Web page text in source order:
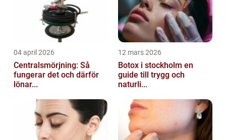
04 april 2026
Centralsmörjning: Så
fungerar det och därför
lönar...
12 mars 2026
Botox i stockholm en
guide till trygg och
naturli...